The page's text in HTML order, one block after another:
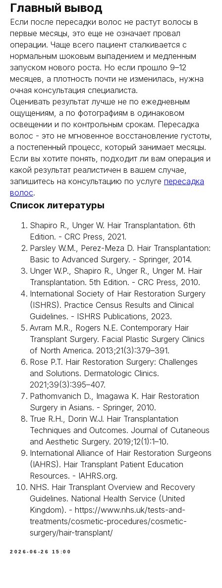
Главный вывод
Если после пересадки волос не растут волосы в
первые месяцы, это еще не означает провал
операции. Чаще всего пациент сталкивается с
нормальным шоковым выпадением и медленным
запуском нового роста. Но если прошло 9–12
месяцев, а плотность почти не изменилась, нужна
очная консультация специалиста.
Оценивать результат лучше не по ежедневным
ощущениям, а по фотографиям в одинаковом
освещении и по контрольным срокам. Пересадка
волос - это не мгновенное восстановление густоты,
а постепенный процесс, который занимает месяцы.
Если вы хотите понять, подходит ли вам операция и
какой результат реалистичен в вашем случае,
запишитесь на консультацию по услуге пересадка
волос.
Список литературы
Shapiro R., Unger W. Hair Transplantation. 6th
Edition. - CRC Press, 2021.
Parsley W.M., Perez-Meza D. Hair Transplantation:
Basic to Advanced Surgery. - Springer, 2014.
Unger W.P., Shapiro R., Unger R., Unger M. Hair
Transplantation. 5th Edition. - CRC Press, 2010.
International Society of Hair Restoration Surgery
(ISHRS). Practice Census Results and Clinical
Guidelines. - ISHRS Publications, 2023.
Avram M.R., Rogers N.E. Contemporary Hair
Transplant Surgery. Facial Plastic Surgery Clinics
of North America. 2013;21(3):379–391.
Rose P.T. Hair Restoration Surgery: Challenges
and Solutions. Dermatologic Clinics.
2021;39(3):395–407.
Pathomvanich D., Imagawa K. Hair Restoration
Surgery in Asians. - Springer, 2010.
True R.H., Dorin W.J. Hair Transplantation
Techniques and Outcomes. Journal of Cutaneous
and Aesthetic Surgery. 2019;12(1):1–10.
International Alliance of Hair Restoration Surgeons
(IAHRS). Hair Transplant Patient Education
Resources. - IAHRS.org.
NHS. Hair Transplant Overview and Recovery
Guidelines. National Health Service (United
Kingdom). - https://www.nhs.uk/tests-and-
treatments/cosmetic-procedures/cosmetic-
surgery/hair-transplant/
2026-06-26 15:00
+7 (916) 004-92-62
Пересадка волос
Пересадка волос в области рубцов
Пересадка волос для женщин
Пересадка волос на бороду
Пересадка волос на голове KEEP DHI
Пересадка волос на брови
Пересадка волос на голове FUE
Абдоминопластика
Липофилинг
Якорная подтяжка
Увеличение груди имплантами
Абдоминопластика с
Абдоминопластика с
ушиванием диастаза
Мини абдоминопластика
Липофилинг груди
Мастопексия
Мастопексия — подтяжка груди
Липофилинг рук
SMAS лифтинг
Броупексия
Скользящий лифтинг бровей
Платизмопластика
Блефаропластика
Пластика губ
Блефаропластика лазером
Конъюнктивальная
блефаропластика
Контурная пластика губ
Липофилинг губ
Липофилинг лица
Липофилинг носогубных складок
Липофилинг носослезной борозды
Липофилинг скул
Подтяжка нижней трети лица и шеи
Эндоскопическая подтяжка бровей
Эндоскопическая подтяжка шеи
Круговая блефаропластика
Пластика лица
Стоимость
Работы до и после
Контакты
Лицензии
Полезная информация
Юридическая информация
Пациентам
ООО «ММХЦ «Основа Силуэта»
ОГРН 1177746108760
ИНН / КПП 7726396010 / 772601001
Лицензия № Л017-01137-77/00146558 от 24.07.2025 г.